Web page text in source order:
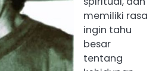
memiliki rasa
ingin tahu
besar
tentang